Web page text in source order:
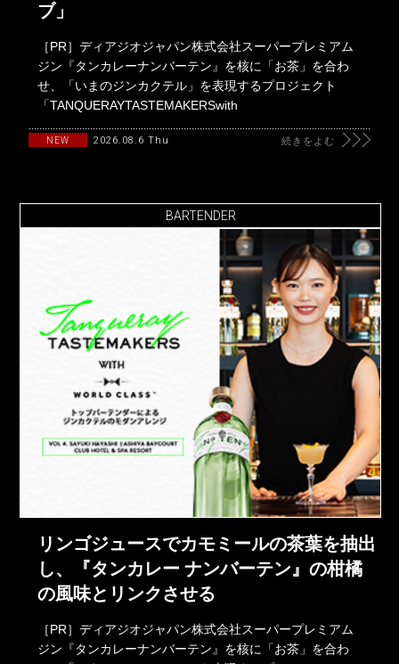
ブ」
［PR］ディアジオジャパン株式会社スーパープレミアム
ジン『タンカレーナンバーテン』を核に「お茶」を合わ
せ、「いまのジンカクテル」を表現するプロジェクト
「TANQUERAYTASTEMAKERSwith
NEW 2026.08.6 Thu 続きをよむ
BARTENDER
リンゴジュースでカモミールの茶葉を抽出
し、『タンカレー ナンバーテン』の柑橘
の風味とリンクさせる
［PR］ディアジオジャパン株式会社スーパープレミアム
ジン『タンカレーナンバーテン』を核に「お茶」を合わ